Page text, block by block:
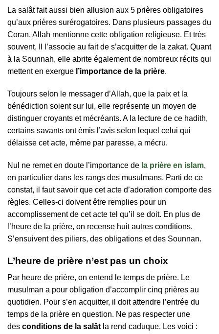
La salât fait aussi bien allusion aux 5 prières obligatoires
qu’aux prières surérogatoires. Dans plusieurs passages du
Coran, Allah mentionne cette obligation religieuse. Et très
souvent, Il l’associe au fait de s’acquitter de la zakat. Quant
à la Sounnah, elle abrite également de nombreux récits qui
mettent en exergue l’importance de la prière.
Toujours selon le messager d’Allah, que la paix et la
bénédiction soient sur lui, elle représente un moyen de
distinguer croyants et mécréants. A la lecture de ce hadith,
certains savants ont émis l’avis selon lequel celui qui
délaisse cet acte, même par paresse, a mécru.
Nul ne remet en doute l’importance de la prière en islam,
en particulier dans les rangs des musulmans. Parti de ce
constat, il faut savoir que cet acte d’adoration comporte des
règles. Celles-ci doivent être remplies pour un
accomplissement de cet acte tel qu’il se doit. En plus de
l’heure de la prière, on recense huit autres conditions.
S’ensuivent des piliers, des obligations et des Sounnan.
L’heure de prière n’est pas un choix
Par heure de prière, on entend le temps de prière. Le
musulman a pour obligation d’accomplir cinq prières au
quotidien. Pour s’en acquitter, il doit attendre l’entrée du
temps de la prière en question. Ne pas respecter une
des conditions de la salât la rend caduque. Les voici :